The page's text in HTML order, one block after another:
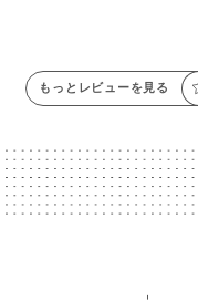
もっとレビューを見る